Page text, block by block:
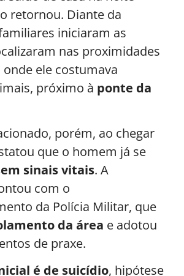
retornou. Diante da
iniciaram as
nas proximidades
ele costumava
próximo à ponte da
porém, ao chegar
que o homem já se
sinais vitais. A
com o
da Polícia Militar, que
da área e adotou
de praxe.
é de suicídio, hipótese